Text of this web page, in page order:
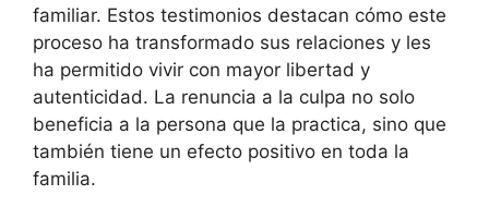
familiar. Estos testimonios destacan cómo este
proceso ha transformado sus relaciones y les
ha permitido vivir con mayor libertad y
autenticidad. La renuncia a la culpa no solo
beneficia a la persona que la practica, sino que
también tiene un efecto positivo en toda la
familia.